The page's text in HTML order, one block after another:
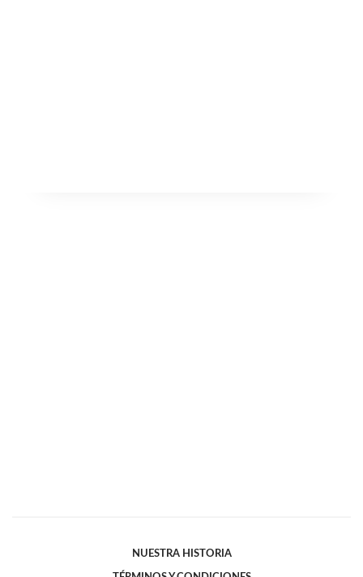
NUESTRA HISTORIA